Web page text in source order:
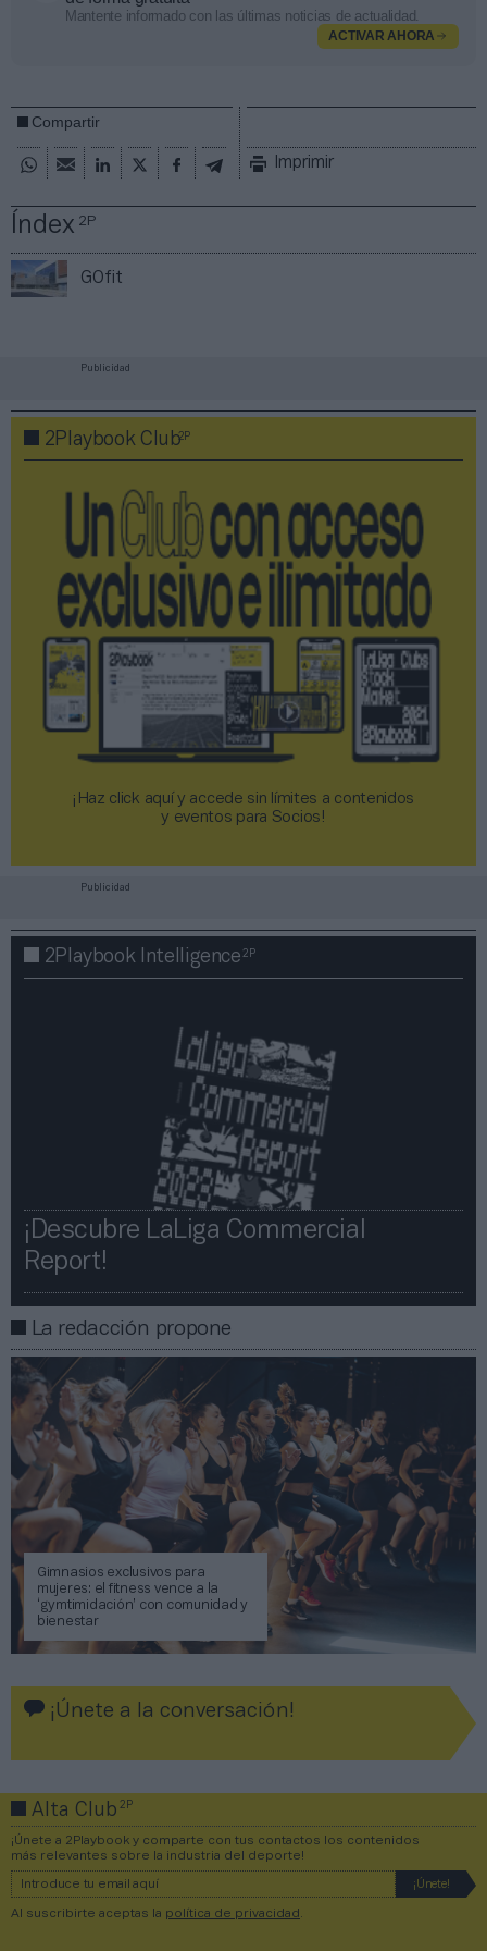
Índex2P
GOfit
Mantente informado con las últimas noticias de actualidad.
ACTIVAR AHORA
Compartir
Imprimir
Publicidad
2Playbook Club2P
¡Haz click aquí y accede sin límites a contenidos
y eventos para Socios!​​​​​​​
Publicidad
2Playbook Intelligence2P
¡Descubre LaLiga Commercial
Report!​​
La redacción propone
Gimnasios exclusivos para
mujeres: el fitness vence a la
‘gymtimidación’ con comunidad y
bienestar
¡Únete a la conversación!
Alta Club2P
¡Únete a 2Playbook y comparte con tus contactos los contenidos
más relevantes sobre la industria del deporte!
Al suscribirte aceptas la política de privacidad